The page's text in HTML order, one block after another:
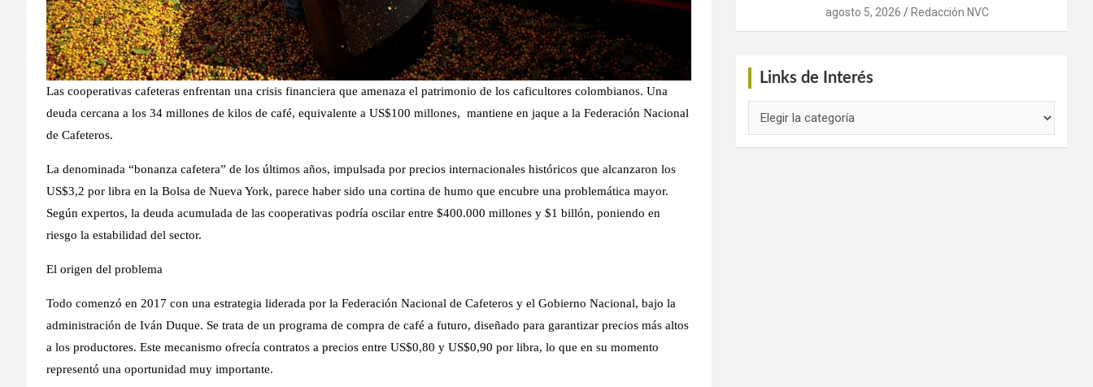
Las cooperativas cafeteras enfrentan una crisis financiera que amenaza el patrimonio de los caficultores colombianos. Una
deuda cercana a los 34 millones de kilos de café, equivalente a US$100 millones, mantiene en jaque a la Federación Nacional
de Cafeteros.
La denominada “bonanza cafetera” de los últimos años, impulsada por precios internacionales históricos que alcanzaron los
US$3,2 por libra en la Bolsa de Nueva York, parece haber sido una cortina de humo que encubre una problemática mayor.
Según expertos, la deuda acumulada de las cooperativas podría oscilar entre $400.000 millones y $1 billón, poniendo en
riesgo la estabilidad del sector.
El origen del problema
Todo comenzó en 2017 con una estrategia liderada por la Federación Nacional de Cafeteros y el Gobierno Nacional, bajo la
administración de Iván Duque. Se trata de un programa de compra de café a futuro, diseñado para garantizar precios más altos
a los productores. Este mecanismo ofrecía contratos a precios entre US$0,80 y US$0,90 por libra, lo que en su momento
representó una oportunidad muy importante.
agosto 5, 2026 Redacción NVC
Links de Interés
de